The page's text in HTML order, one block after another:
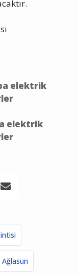
elektrik
elektrik
Ağlasun